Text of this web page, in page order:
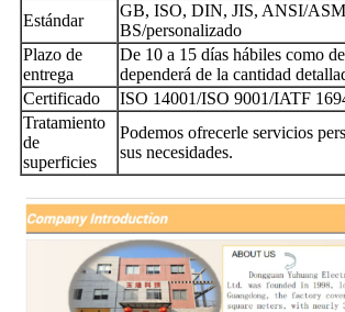
Estándar
GB, ISO, DIN, JIS, ANSI/
BS/personalizado
Plazo de
entrega
De 10 a 15 días hábiles como
dependerá de la cantidad
Certificado
ISO 14001/ISO 9001/IATF
Tratamiento
de
superficies
Podemos ofrecerle servicios
sus necesidades.